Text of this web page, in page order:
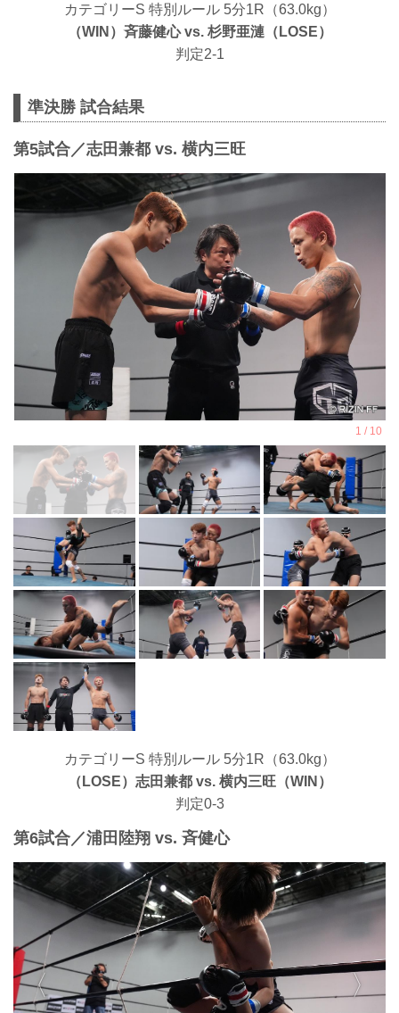
カテゴリーS 特別ルール 5分1R（63.0kg）
（WIN）⻫藤健心 vs. 杉野亜漣（LOSE）
判定2-1
準決勝 試合結果
第5試合／志田兼都 vs. 横内三旺
カテゴリーS 特別ルール 5分1R（63.0kg）
（LOSE）志田兼都 vs. 横内三旺（WIN）
判定0-3
第6試合／浦田陸翔 vs. 斉健心